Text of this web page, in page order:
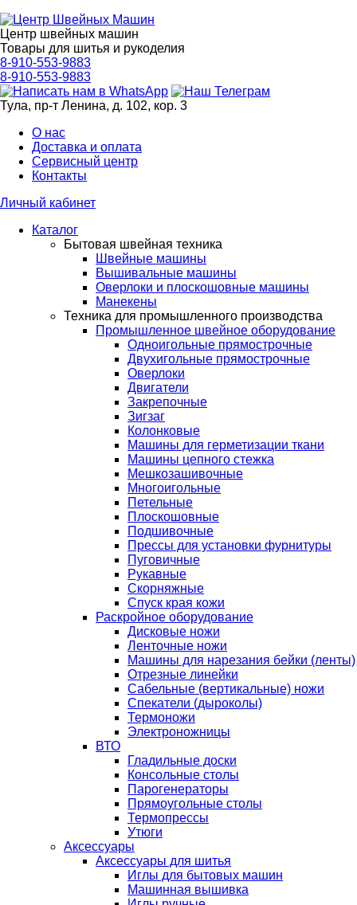
Центр швейных машин
Товары для шитья и рукоделия
8-910-553-9883
8-910-553-9883
Тула, пр-т Ленина, д. 102, кор. 3
О нас
Доставка и оплата
Сервисный центр
Контакты
Личный кабинет
Каталог
Бытовая швейная техника
Швейные машины
Вышивальные машины
Оверлоки и плоскошовные машины
Манекены
Техника для промышленного производства
Промышленное швейное оборудование
Одноигольные прямострочные
Двухигольные прямострочные
Оверлоки
Двигатели
Закрепочные
Зигзаг
Колонковые
Машины для герметизации ткани
Машины цепного стежка
Мешкозашивочные
Многоигольные
Петельные
Плоскошовные
Подшивочные
Прессы для установки фурнитуры
Пуговичные
Рукавные
Скорняжные
Спуск края кожи
Раскройное оборудование
Дисковые ножи
Ленточные ножи
Машины для нарезания бейки (ленты)
Отрезные линейки
Сабельные (вертикальные) ножи
Спекатели (дыроколы)
Термоножи
Электроножницы
ВТО
Гладильные доски
Консольные столы
Парогенераторы
Прямоугольные столы
Термопрессы
Утюги
Аксессуары
Аксессуары для шитья
Иглы для бытовых машин
Машинная вышивка